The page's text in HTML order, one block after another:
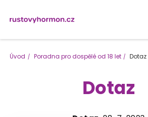
Úvod Poradna pro dospělé od 18 let Dotaz
Dotaz